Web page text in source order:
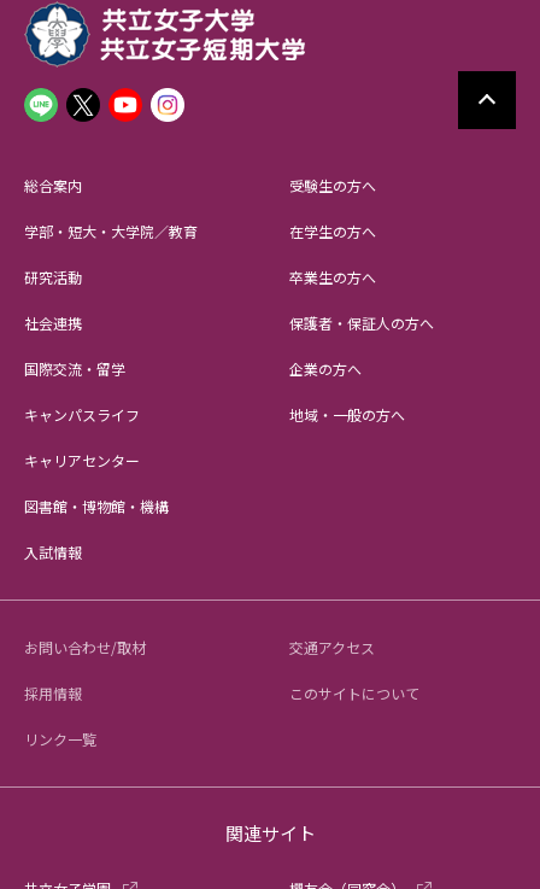
総合案内
学部・短大・大学院／教育
研究活動
社会連携
国際交流・留学
キャンパスライフ
キャリアセンター
図書館・博物館・機構
入試情報
受験生の方へ
在学生の方へ
卒業生の方へ
保護者・保証人の方へ
企業の方へ
地域・一般の方へ
お問い合わせ/取材 交通アクセス
採用情報 このサイトについて
リンク一覧
関連サイト